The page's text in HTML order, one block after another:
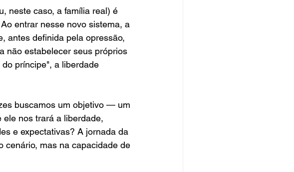
neste caso, a família real) é
entrar nesse novo sistema, a
antes definida pela opressão,
não estabelecer seus próprios
príncipe", a liberdade
buscamos um objetivo — um
nos trará a liberdade,
e expectativas? A jornada da
cenário, mas na capacidade de